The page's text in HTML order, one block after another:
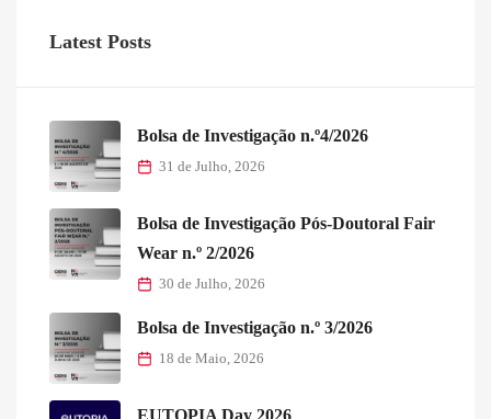
Latest Posts
Bolsa de Investigação n.º4/2026
31 de Julho, 2026
Bolsa de Investigação Pós-Doutoral Fair
Wear n.º 2/2026
30 de Julho, 2026
Bolsa de Investigação n.º 3/2026
18 de Maio, 2026
EUTOPIA Day 2026